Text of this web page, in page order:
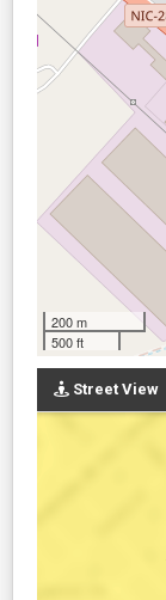
200 m
500 ft
Street View